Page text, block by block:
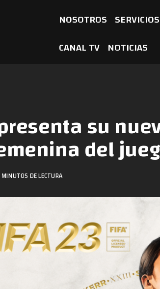
NOSOTROS SERVICIOS
CANAL TV NOTICIAS
su
del
DE LECTURA